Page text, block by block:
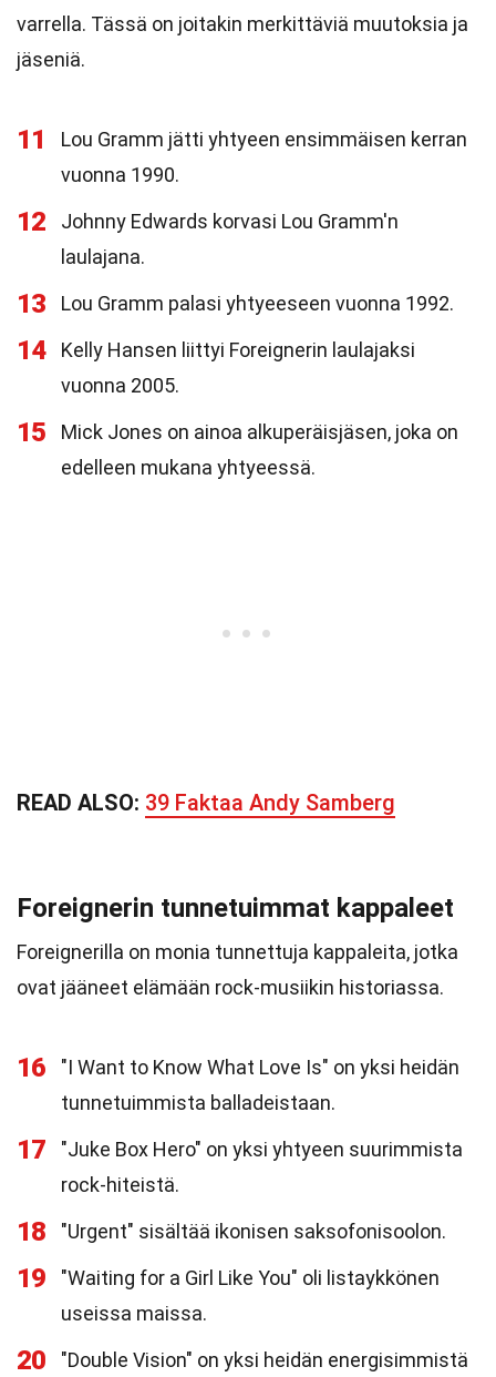
varrella. Tässä on joitakin merkittäviä muutoksia ja
jäseniä.
11
Lou Gramm jätti yhtyeen ensimmäisen kerran
vuonna 1990.
12
Johnny Edwards korvasi Lou Gramm'n
laulajana.
13 Lou Gramm palasi yhtyeeseen vuonna 1992.
14
Kelly Hansen liittyi Foreignerin laulajaksi
vuonna 2005.
15
Mick Jones on ainoa alkuperäisjäsen, joka on
edelleen mukana yhtyeessä.
READ ALSO: 39 Faktaa Andy Samberg
Foreignerin tunnetuimmat kappaleet
Foreignerilla on monia tunnettuja kappaleita, jotka
ovat jääneet elämään rock-musiikin historiassa.
16
"I Want to Know What Love Is" on yksi heidän
tunnetuimmista balladeistaan.
17
"Juke Box Hero" on yksi yhtyeen suurimmista
rock-hiteistä.
18 "Urgent" sisältää ikonisen saksofonisoolon.
19
"Waiting for a Girl Like You" oli listaykkönen
useissa maissa.
20
"Double Vision" on yksi heidän energisimmistä